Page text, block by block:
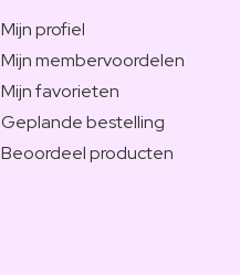
Mijn profiel
Mijn membervoordelen
Mijn favorieten
Geplande bestelling
Beoordeel producten